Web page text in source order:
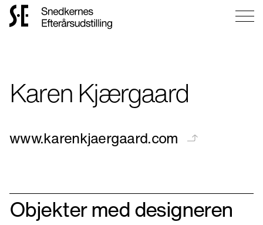
Karen Kjærgaard
www.karenkjaergaard.com
Objekter med designeren